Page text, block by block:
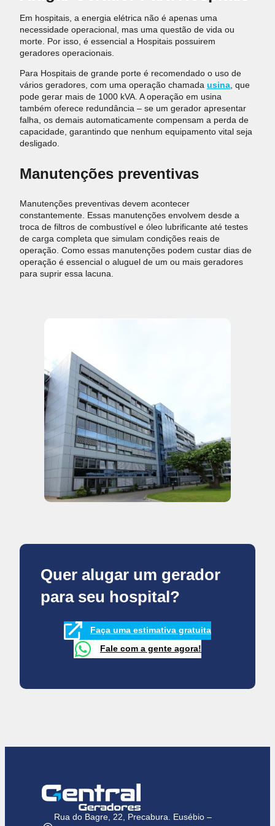
Em hospitais, a energia elétrica não é apenas uma
necessidade operacional, mas uma questão de vida ou
morte. Por isso, é essencial a Hospitais possuirem
geradores operacionais.
Para Hospitais de grande porte é recomendado o uso de
vários geradores, com uma operação chamada usina, que
pode gerar mais de 1000 kVA. A operação em usina
também oferece redundância – se um gerador apresentar
falha, os demais automaticamente compensam a perda de
capacidade, garantindo que nenhum equipamento vital seja
desligado.
Manutenções preventivas
Manutenções preventivas devem acontecer
constantemente. Essas manutenções envolvem desde a
troca de filtros de combustível e óleo lubrificante até testes
de carga completa que simulam condições reais de
operação. Como essas manutenções podem custar dias de
operação é essencial o aluguel de um ou mais geradores
para suprir essa lacuna.
Quer alugar um gerador
para seu hospital?
Faça uma estimativa gratuita
Fale com a gente agora!
Rua do Bagre, 22, Precabura. Eusébio –